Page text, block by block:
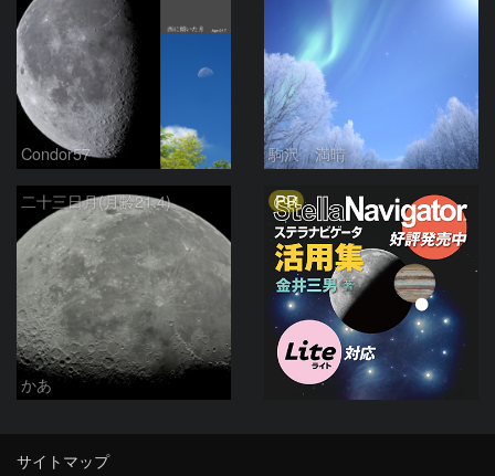
Condor57 駒沢 満晴
二十三日月(月齢21.4)
かあ
PR
サイトマップ